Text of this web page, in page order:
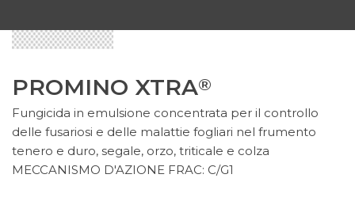
PROMINO XTRA®
Fungicida in emulsione concentrata per il controllo
delle fusariosi e delle malattie fogliari nel frumento
tenero e duro, segale, orzo, triticale e colza
MECCANISMO D'AZIONE FRAC: C/G1